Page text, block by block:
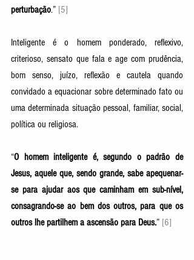
perturbação.” [5]
Inteligente é o homem ponderado, reflexivo,
criterioso, sensato que fala e age com prudência,
bom senso, juízo, reflexão e cautela quando
convidado a equacionar sobre determinado fato ou
uma determinada situação pessoal, familiar, social,
política ou religiosa.
“O homem inteligente é, segundo o padrão de
Jesus, aquele que, sendo grande, sabe apequenar-
se para ajudar aos que caminham em sub-nível,
consagrando-se ao bem dos outros, para que os
outros lhe partilhem a ascensão para Deus.” [6]